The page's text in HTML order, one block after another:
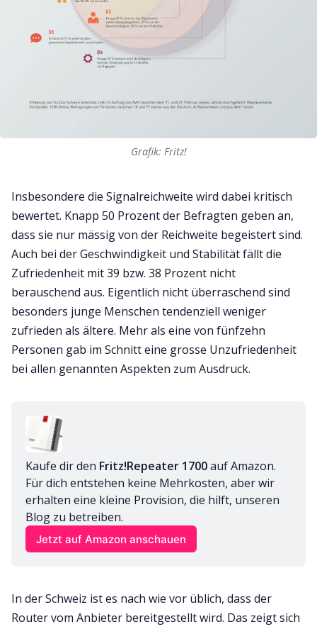
Grafik: Fritz!
Insbesondere die Signalreichweite wird dabei kritisch
bewertet. Knapp 50 Prozent der Befragten geben an,
dass sie nur mässig von der Reichweite begeistert sind.
Auch bei der Geschwindigkeit und Stabilität fällt die
Zufriedenheit mit 39 bzw. 38 Prozent nicht
berauschend aus. Eigentlich nicht überraschend sind
besonders junge Menschen tendenziell weniger
zufrieden als ältere. Mehr als eine von fünfzehn
Personen gab im Schnitt eine grosse Unzufriedenheit
bei allen genannten Aspekten zum Ausdruck.
Kaufe dir den Fritz!Repeater 1700 auf Amazon.
Für dich entstehen keine Mehrkosten, aber wir
erhalten eine kleine Provision, die hilft, unseren
Blog zu betreiben.
Jetzt auf Amazon anschauen
In der Schweiz ist es nach wie vor üblich, dass der
Router vom Anbieter bereitgestellt wird. Das zeigt sich